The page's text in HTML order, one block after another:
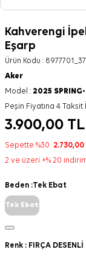
Kahverengi
Eşarp
Ürün Kodu :
Aker
Model : 2025
Peşin Fiyatına 4 Taksit
3.900,00 TL
Sepette %30 2.730,00
2 ve üzeri +% 20
Beden :Tek Ebat
Tek Ebat
Renk : FIRÇA DESENLİ